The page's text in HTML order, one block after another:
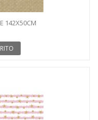
142X50CM